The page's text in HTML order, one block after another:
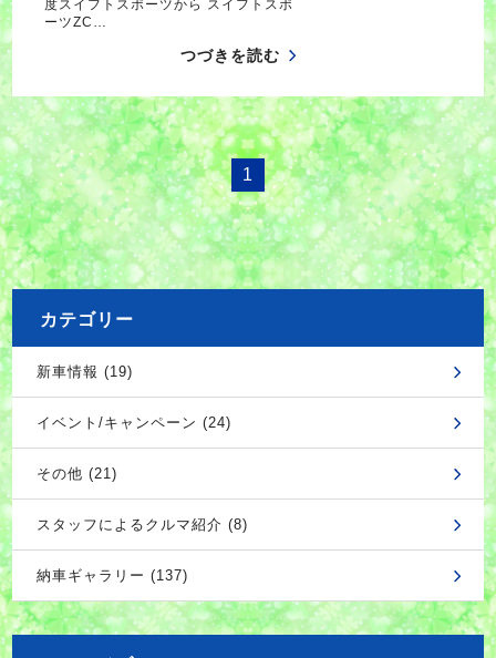
度スイフトスポーツから スイフトスポ
ーツZC…
つづきを読む
1
カテゴリー
新車情報 (19)
イベント/キャンペーン (24)
その他 (21)
スタッフによるクルマ紹介 (8)
納車ギャラリー (137)